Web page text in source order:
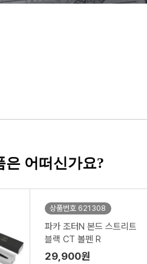
은 어떠신가요?
상품번호 621308
파카 조터N 본드 스트리트
블랙 CT 볼펜 R
29,900원